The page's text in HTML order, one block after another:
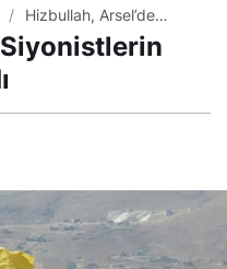
Hizbullah, Arsel’de
Siyonistlerin Elini Kolunu
Bağladı